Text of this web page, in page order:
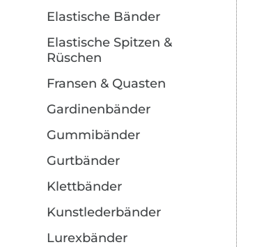
Elastische Bänder
Elastische Spitzen &
Rüschen
Fransen & Quasten
Gardinenbänder
Gummibänder
Gurtbänder
Klettbänder
Kunstlederbänder
Lurexbänder